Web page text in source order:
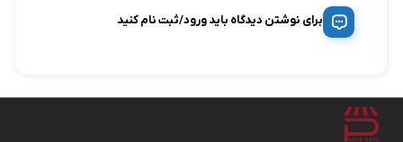
برای نوشتن دیدگاه باید ورود/ثبت نام کنید